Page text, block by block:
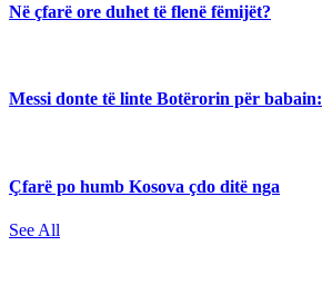
Në çfarë ore duhet të flenë fëmijët?
Messi donte të linte Botërorin për babain:
Çfarë po humb Kosova çdo ditë nga
See All